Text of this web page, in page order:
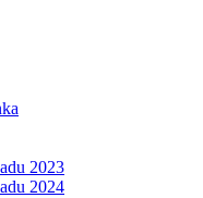
2023
2024